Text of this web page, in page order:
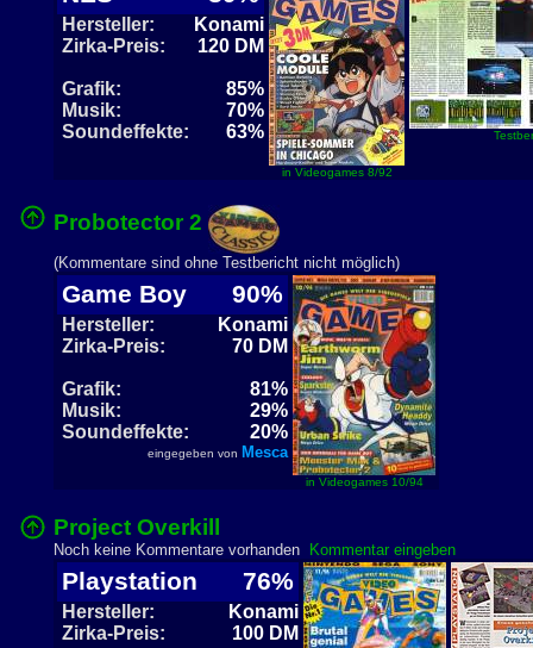
Hersteller:
Konami
Zirka-Preis:
120 DM
Grafik:
85%
Musik:
70%
Soundeffekte:
63%
in Videogames 8/92
Probotector 2
(Kommentare sind ohne Testbericht nicht möglich)
Game Boy 90%
Hersteller:
Konami
Zirka-Preis:
70 DM
Grafik:
81%
Musik:
29%
Soundeffekte:
20%
eingegeben von Mesca
in Videogames 10/94
Project Overkill
Noch keine Kommentare vorhanden Kommentar eingeben
Playstation 76%
Hersteller:
Konami
Zirka-Preis:
100 DM